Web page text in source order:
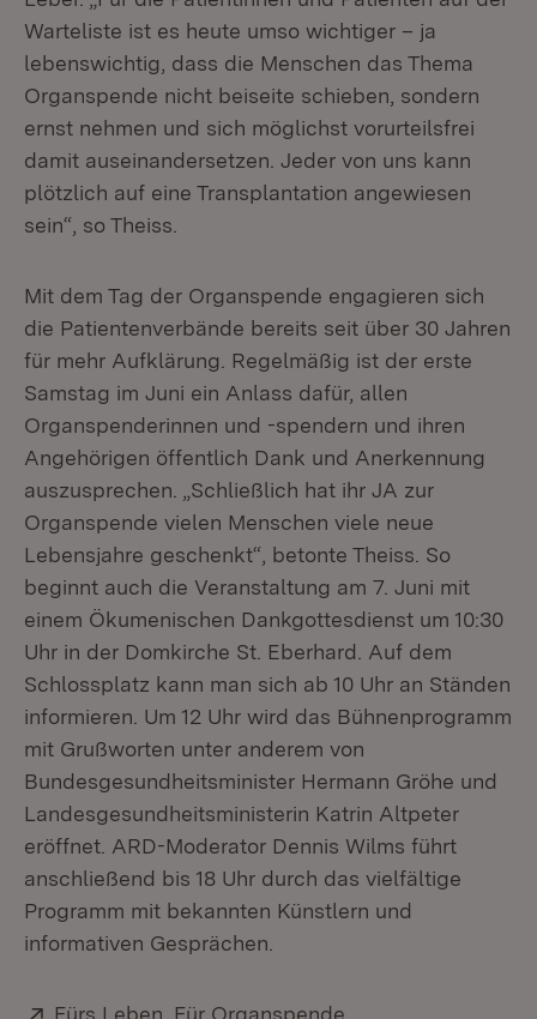
Warteliste ist es heute umso wichtiger – ja
lebenswichtig, dass die Menschen das Thema
Organspende nicht beiseite schieben, sondern
ernst nehmen und sich möglichst vorurteilsfrei
damit auseinandersetzen. Jeder von uns kann
plötzlich auf eine Transplantation angewiesen
sein“, so Theiss.
Mit dem Tag der Organspende engagieren sich
die Patientenverbände bereits seit über 30 Jahren
für mehr Aufklärung. Regelmäßig ist der erste
Samstag im Juni ein Anlass dafür, allen
Organspenderinnen und -spendern und ihren
Angehörigen öffentlich Dank und Anerkennung
auszusprechen. „Schließlich hat ihr JA zur
Organspende vielen Menschen viele neue
Lebensjahre geschenkt“, betonte Theiss. So
beginnt auch die Veranstaltung am 7. Juni mit
einem Ökumenischen Dankgottesdienst um 10:30
Uhr in der Domkirche St. Eberhard. Auf dem
Schlossplatz kann man sich ab 10 Uhr an Ständen
informieren. Um 12 Uhr wird das Bühnenprogramm
mit Grußworten unter anderem von
Bundesgesundheitsminister Hermann Gröhe und
Landesgesundheitsministerin Katrin Altpeter
eröffnet. ARD-Moderator Dennis Wilms führt
anschließend bis 18 Uhr durch das vielfältige
Programm mit bekannten Künstlern und
informativen Gesprächen.
Extern:
Fürs Leben. Für Organspende